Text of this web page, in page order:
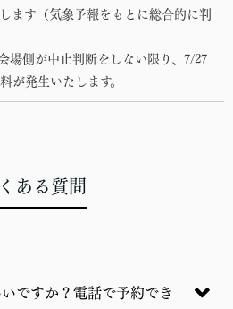
ます（気象予報をもとに総合的に判
場側が中止判断をしない限り、7/27
が発生いたします。
ある質問
ですか？電話で予約でき